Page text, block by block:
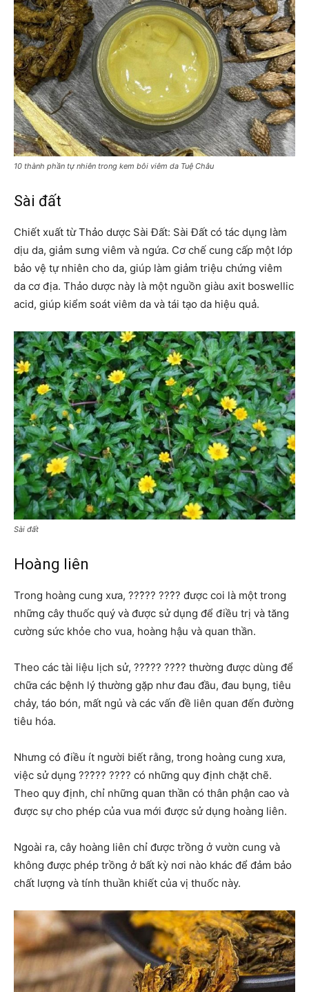
10 thành phần tự nhiên trong kem bôi viêm da Tuệ Châu
Sài đất
Chiết xuất từ Thảo dược Sài Đất: Sài Đất có tác dụng làm
dịu da, giảm sưng viêm và ngứa. Cơ chế cung cấp một lớp
bảo vệ tự nhiên cho da, giúp làm giảm triệu chứng viêm
da cơ địa. Thảo dược này là một nguồn giàu axit boswellic
acid, giúp kiểm soát viêm da và tái tạo da hiệu quả.
Sài đất
Hoàng liên
Trong hoàng cung xưa, ???̀?? ???̂? được coi là một trong
những cây thuốc quý và được sử dụng để điều trị và tăng
cường sức khỏe cho vua, hoàng hậu và quan thần.
Theo các tài liệu lịch sử, ???̀?? ???̂? thường được dùng để
chữa các bệnh lý thường gặp như đau đầu, đau bụng, tiêu
chảy, táo bón, mất ngủ và các vấn đề liên quan đến đường
tiêu hóa.
Nhưng có điều ít người biết rằng, trong hoàng cung xưa,
việc sử dụng ???̀?? ???̂? có những quy định chặt chẽ.
Theo quy định, chỉ những quan thần có thân phận cao và
được sự cho phép của vua mới được sử dụng hoàng liên.
Ngoài ra, cây hoàng liên chỉ được trồng ở vườn cung và
không được phép trồng ở bất kỳ nơi nào khác để đảm bảo
chất lượng và tính thuần khiết của vị thuốc này.